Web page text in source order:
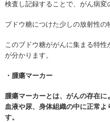
検査し記録することで、がん病変
ブドウ糖につけた少しの放射性の
このブドウ糖ががんに集まる特
が分かります。
・腫瘍マーカー
腫瘍マーカーとは、がんの存在
血液や尿、身体組織の中に正常
す。